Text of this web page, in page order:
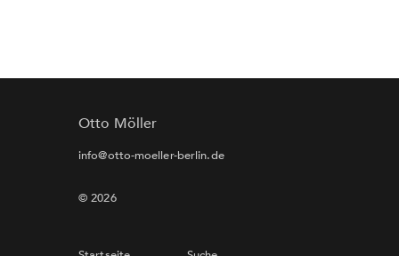
Otto Möller
info@otto-moeller-berlin.de
© 2026